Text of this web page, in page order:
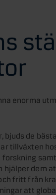
enorma
bjuds de
tillväxten
dem
fritt från
att